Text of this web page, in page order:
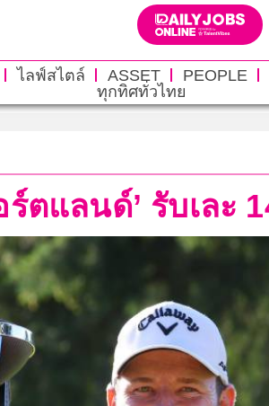
ไลฟ์สไตล์ ASSET PEOPLE
ทุกทิศทั่วไทย
ตแลนด์’ รับเละ